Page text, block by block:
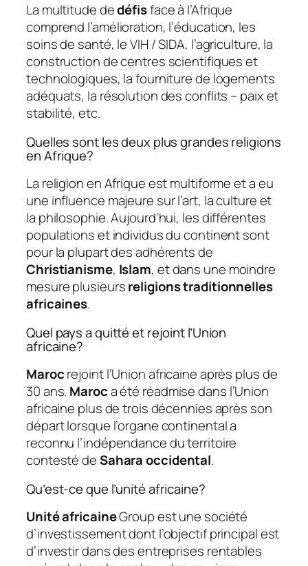
La multitude dedéfisface à l’Afrique
comprend l’amélioration, l’éducation, les
soins de santé, le VIH / SIDA, l’agriculture, la
construction de centres scientifiques et
technologiques, la fourniture de logements
adéquats, la résolution des conflits – paix et
stabilité, etc.
Quelles sont les deux plus grandes religions
en Afrique?
La religion en Afrique est multiforme et a eu
une influence majeure sur l’art, la culture et
la philosophie. Aujourd’hui, les différentes
populations et individus du continent sont
pour la plupart des adhérents de
Christianisme, Islam, et dans une moindre
mesure plusieursreligions traditionnelles
africaines.
Quel pays a quitté et rejoint l’Union
africaine?
Marocrejoint l’Union africaine après plus de
30 ans. Maroca été réadmise dans l’Union
africaine plus de trois décennies après son
départ lorsque l’organe continental a
reconnu l’indépendance du territoire
contesté deSahara occidental.
Qu’est-ce que l’unité africaine?
Unité africaineGroup est une société
d’investissement dont l’objectif principal est
d’investir dans des entreprises rentables